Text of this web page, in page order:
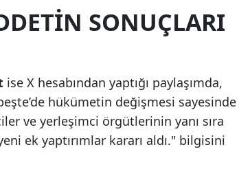
Siirt
Tekirdağ
Tokat
Trabzon
SONUÇLARI
ise X hesabından yaptığı paylaşımda,
hükümetin değişmesi sayesinde
ve yerleşimci örgütlerinin yanı sıra
ek yaptırımlar kararı aldı." bilgisini